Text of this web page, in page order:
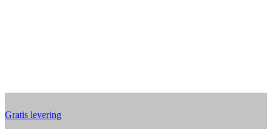
Gratis levering